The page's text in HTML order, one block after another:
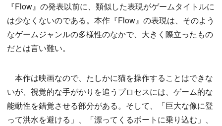
『Flow』の発表以前に、類似した表現がゲームタイトルに
は少なくないのである。本作『Flow』の表現は、そのよう
なゲームジャンルの多様性のなかで、大きく際立ったもの
だとは言い難い。
本作は映画なので、たしかに猫を操作することはできな
いが、視覚的な手がかりを追うプロセスには、ゲーム的な
能動性を錯覚させる部分がある。そして、「巨大な像に登
って洪水を避ける」、「漂ってくるボートに乗り込む」、